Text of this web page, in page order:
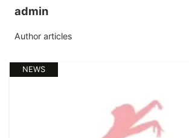
admin
Author articles
NEWS